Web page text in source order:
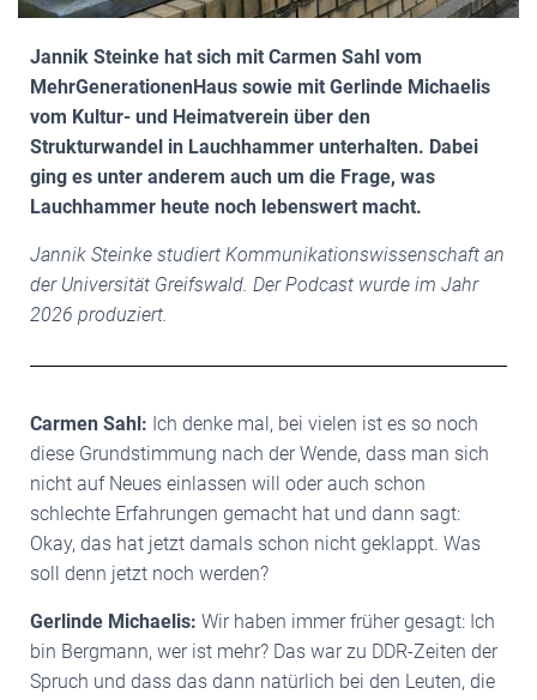
Jannik Steinke hat sich mit Carmen Sahl vom
MehrGenerationenHaus sowie mit Gerlinde Michaelis
vom Kultur- und Heimatverein über den
Strukturwandel in Lauchhammer unterhalten. Dabei
ging es unter anderem auch um die Frage, was
Lauchhammer heute noch lebenswert macht.
Jannik Steinke studiert Kommunikationswissenschaft an
der Universität Greifswald. Der Podcast wurde im Jahr
2026 produziert.
Carmen Sahl: Ich denke mal, bei vielen ist es so noch
diese Grundstimmung nach der Wende, dass man sich
nicht auf Neues einlassen will oder auch schon
schlechte Erfahrungen gemacht hat und dann sagt:
Okay, das hat jetzt damals schon nicht geklappt. Was
soll denn jetzt noch werden?
Gerlinde Michaelis: Wir haben immer früher gesagt: Ich
bin Bergmann, wer ist mehr? Das war zu DDR-Zeiten der
Spruch und dass das dann natürlich bei den Leuten, die